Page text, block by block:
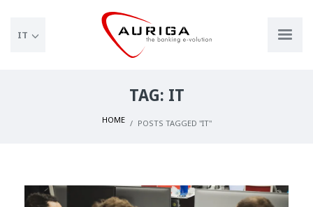
IT
TAG: IT
HOME POSTS TAGGED "IT"